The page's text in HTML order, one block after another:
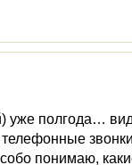
уже полгода…
понимаю,